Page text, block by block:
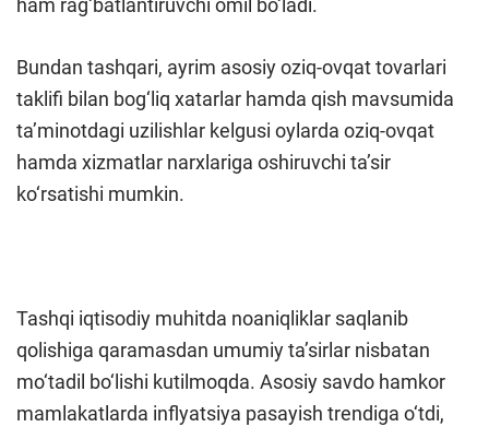
ham rag‘batlantiruvchi omil bo‘ladi.
Bundan tashqari, ayrim asosiy oziq-ovqat tovarlari
taklifi bilan bog‘liq xatarlar hamda qish mavsumida
ta’minotdagi uzilishlar kelgusi oylarda oziq-ovqat
hamda xizmatlar narxlariga oshiruvchi ta’sir
ko‘rsatishi mumkin.
Tashqi iqtisodiy muhitda noaniqliklar saqlanib
qolishiga qaramasdan umumiy ta’sirlar nisbatan
mo‘tadil bo‘lishi kutilmoqda. Asosiy savdo hamkor
mamlakatlarda inflyatsiya pasayish trendiga o‘tdi,